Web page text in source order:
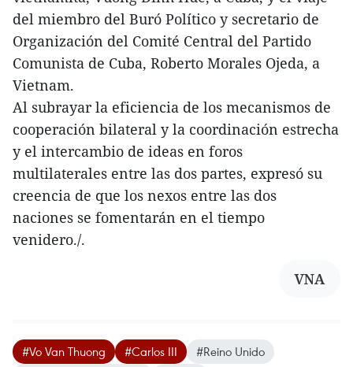
del miembro del Buró Político y secretario de
Organización del Comité Central del Partido
Comunista de Cuba, Roberto Morales Ojeda, a
Vietnam.
Al subrayar la eficiencia de los mecanismos de
cooperación bilateral y la coordinación estrecha
y el intercambio de ideas en foros
multilaterales entre las dos partes, expresó su
creencia de que los nexos entre las dos
naciones se fomentarán en el tiempo
venidero./.
VNA
#Vo Van Thuong #Carlos III
#Reino Unido